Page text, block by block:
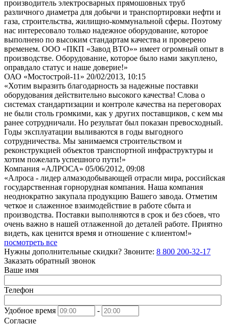
производитель электросварных прямошовных труб
различного диаметра для добычи и транспортировки нефти и
газа, строительства, жилищно-коммунальной сферы. Поэтому
нас интересовало только надежное оборудование, которое
выполнено по высоким стандартам качества и проверено
временем. ООО «ПКП «Завод ВТО»» имеет огромный опыт в
производстве. Оборудование, которое было нами закуплено,
оправдало статус и наше доверие!»
ОАО «Мостострой-11» 20/02/2013, 10:15
«Хотим выразить благодарность за надежные поставки
оборудования действительно высокого качества! Слова о
системах стандартизации и контроле качества на переговорах
не были столь громкими, как у других поставщиков, с кем мы
ранее сотрудничали. Но результат был показан превосходный.
Годы эксплуатации выливаются в годы выгодного
сотрудничества. Мы занимаемся строительством и
реконструкцией объектов транспортной инфраструктуры и
хотим пожелать успешного пути!»
Компания «АЛРОСА» 05/06/2012, 09:08
«Алроса - лидер алмазодобывающей отрасли мира, российская
государственная горнорудная компания. Наша компания
неоднократно закупала продукцию Вашего завода. Отметим
четкое и слаженное взаимодействие в работе сбыта и
производства. Поставки выполняются в срок и без сбоев, что
очень важно в нашей отлаженной до деталей работе. Приятно
видеть, как ценится время и отношение с клиентом!»
посмотреть все
Нужны дополнительные скидки? Звоните: 8 800 200-32-17
Заказать обратный звонок
Ваше имя
Телефон
Удобное время
-
Согласие